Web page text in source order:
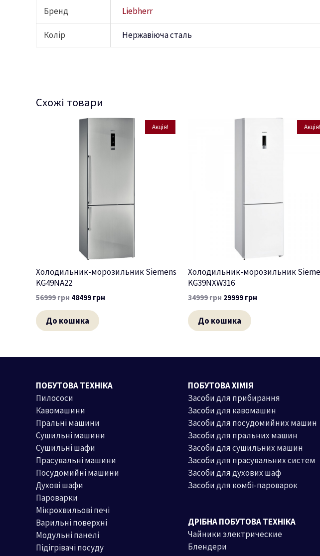
Бренд Liebherr
Колір Нержавіюча сталь
Схожі товари
Акція!
Холодильник-морозильник Siemens
KG49NA22
56999грн 48499 грн
До кошика
Акція!
Холодильник-морозильник
KG39NXW316
34999грн 29999 грн
До кошика
ПОБУТОВА ТЕХНІКА
Пилососи
Кавомашини
Пральні машини
Сушильні машини
Сушильні шафи
Прасувальні машини
Посудомийні машини
Духові шафи
Пароварки
Мікрохвильові печі
Варильні поверхні
Модульні панелі
Підігрівачі посуду
ПОБУТОВА ХІМІЯ
Засоби для прибирання
Засоби для кавомашин
Засоби для посудомийних машин
Засоби для пральних машин
Засоби для сушильних машин
Засоби для прасувальних систем
Засоби для духових шаф
Засоби для комбі-пароварок
ДРІБНА ПОБУТОВА ТЕХНІКА
Чайники электрические
Блендери